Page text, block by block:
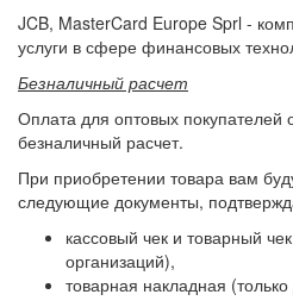
JCB, MasterCard Europe Sprl -
услуги в сфере финансовых
Безналичный расчет
Оплата для оптовых покупателей
безналичный расчет.
При приобретении товара вам
следующие документы,
кассовый чек и товарный
организаций),
товарная накладная